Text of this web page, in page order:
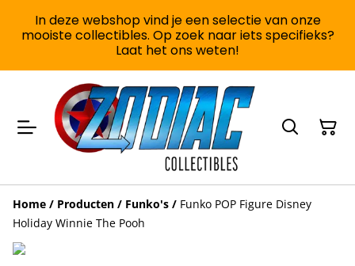
In deze webshop vind je een selectie van onze
mooiste collectibles. Op zoek naar iets specifieks?
Laat het ons weten!
Home / Producten / Funko's / Funko POP Figure Disney
Holiday Winnie The Pooh